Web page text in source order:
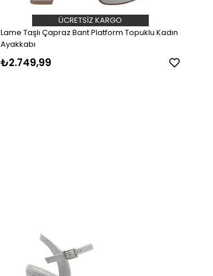
Lame Taşlı Çapraz Bant Platform Topuklu Kadın
Ayakkabı
₺2.749,99
ÜCRETSIZ KARGO